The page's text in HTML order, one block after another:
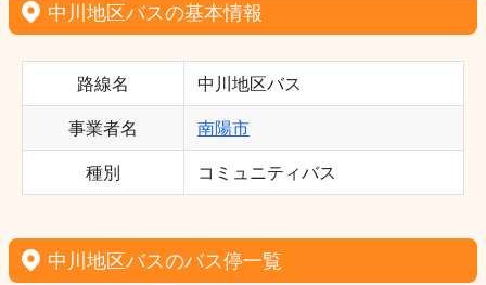
中川地区バスの基本情報
路線名 中川地区バス
事業者名 南陽市
種別 コミュニティバス
中川地区バスのバス停一覧